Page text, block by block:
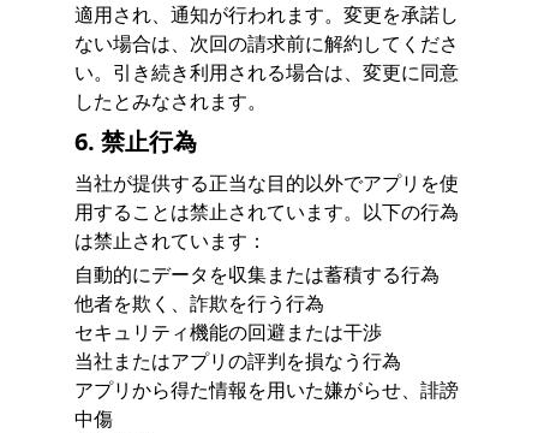
適用され、通知が行われます。変更を承諾し
ない場合は、次回の請求前に解約してくださ
い。引き続き利用される場合は、変更に同意
したとみなされます。
6. 禁止行為
当社が提供する正当な目的以外でアプリを使
用することは禁止されています。以下の行為
は禁止されています：
自動的にデータを収集または蓄積する行為
他者を欺く、詐欺を行う行為
セキュリティ機能の回避または干渉
当社またはアプリの評判を損なう行為
アプリから得た情報を用いた嫌がらせ、誹謗
中傷